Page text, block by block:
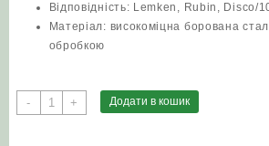
Відповідність: Lemken, Rubin, Disco/
Матеріал: високоміцна борована
обробкою
-
Диск
ромашка
+ Додати в кошик